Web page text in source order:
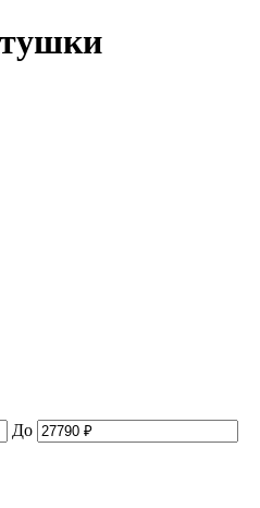
До